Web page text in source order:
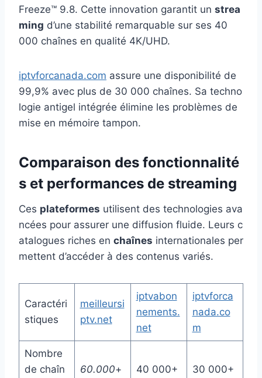
Freeze™ 9.8. Cette innovation garantit un strea
ming d’une stabilité remarquable sur ses 40
000 chaînes en qualité 4K/UHD.
iptvforcanada.com assure une disponibilité de
99,9% avec plus de 30 000 chaînes. Sa techno
logie antigel intégrée élimine les problèmes de
mise en mémoire tampon.
Comparaison des fonctionnalité
s et performances de streaming
Ces plateformes utilisent des technologies ava
ncées pour assurer une diffusion fluide. Leurs c
atalogues riches en chaînes internationales per
mettent d’accéder à des contenus variés.
Caractéri
stiques
meilleursi
ptv.net
iptvabon
nements.
net
iptvforca
nada.co
m
Nombre
de chaîn
60.000+ 40 000+ 30 000+